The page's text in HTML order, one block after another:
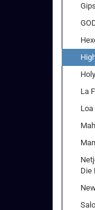
La
Loa
Die